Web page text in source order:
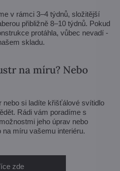
v rámci 3–4 týdnů, složitější
přibližně 8–10 týdnů. Pokud
protáhla, vůbec nevadí -
skladu.
na míru? Nebo
nebo si ladíte křišťálové svítidlo
Rádi vám poradíme s
jeho úprav nebo
míru vašemu interiéru.
zde